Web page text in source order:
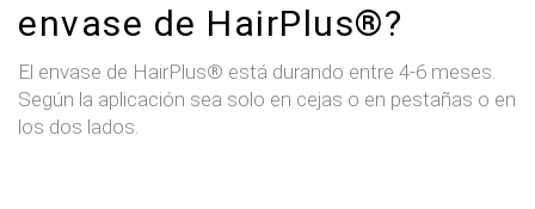
envase de HairPlus®?
El envase de HairPlus® está durando entre 4-6 meses.
Según la aplicación sea solo en cejas o en pestañas o en
los dos lados.